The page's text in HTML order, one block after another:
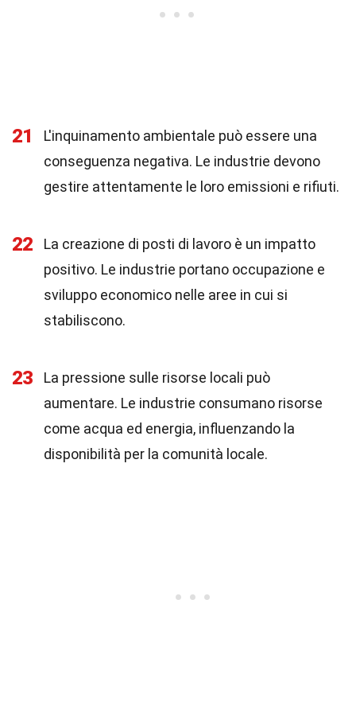
21
L'inquinamento ambientale può essere una
conseguenza negativa. Le industrie devono
gestire attentamente le loro emissioni e rifiuti.
22
La creazione di posti di lavoro è un impatto
positivo. Le industrie portano occupazione e
sviluppo economico nelle aree in cui si
stabiliscono.
23
La pressione sulle risorse locali può
aumentare. Le industrie consumano risorse
come acqua ed energia, influenzando la
disponibilità per la comunità locale.